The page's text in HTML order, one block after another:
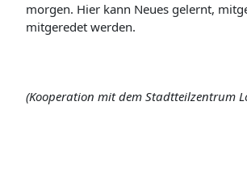
morgen. Hier kann Neues gelernt,
mitgeredet werden.
(Kooperation mit dem Stadtteilzentrum